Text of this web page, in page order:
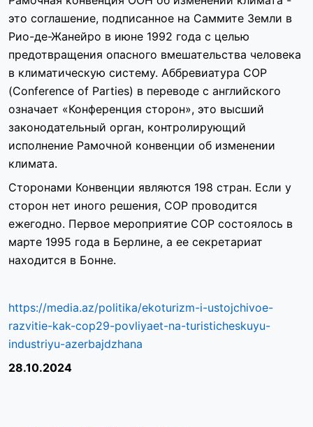
это соглашение, подписанное на Саммите Земли в
Рио-де-Жанейро в июне 1992 года с целью
предотвращения опасного вмешательства человека
в климатическую систему. Аббревиатура COP
(Conference of Parties) в переводе с английского
означает «Конференция сторон», это высший
законодательный орган, контролирующий
исполнение Рамочной конвенции об изменении
климата.
Сторонами Конвенции являются 198 стран. Если у
сторон нет иного решения, COP проводится
ежегодно. Первое мероприятие COP состоялось в
марте 1995 года в Берлине, а ее секретариат
находится в Бонне.
https://media.az/politika/ekoturizm-i-ustojchivoe-
razvitie-kak-cop29-povliyaet-na-turisticheskuyu-
industriyu-azerbajdzhana
28.10.2024